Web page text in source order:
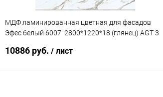
МДФ ламинированная цветная для фасадов
Эфес белый 6007 2800*1220*18 (глянец) AGT 3
10886 руб. / лист